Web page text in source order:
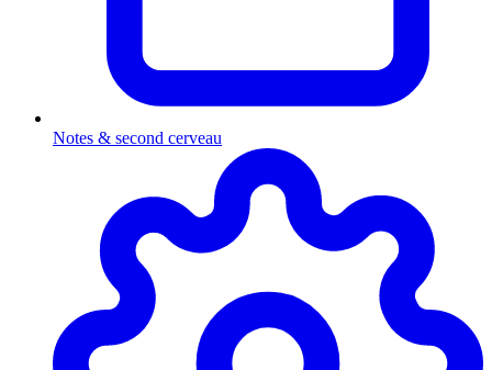
Notes & second cerveau